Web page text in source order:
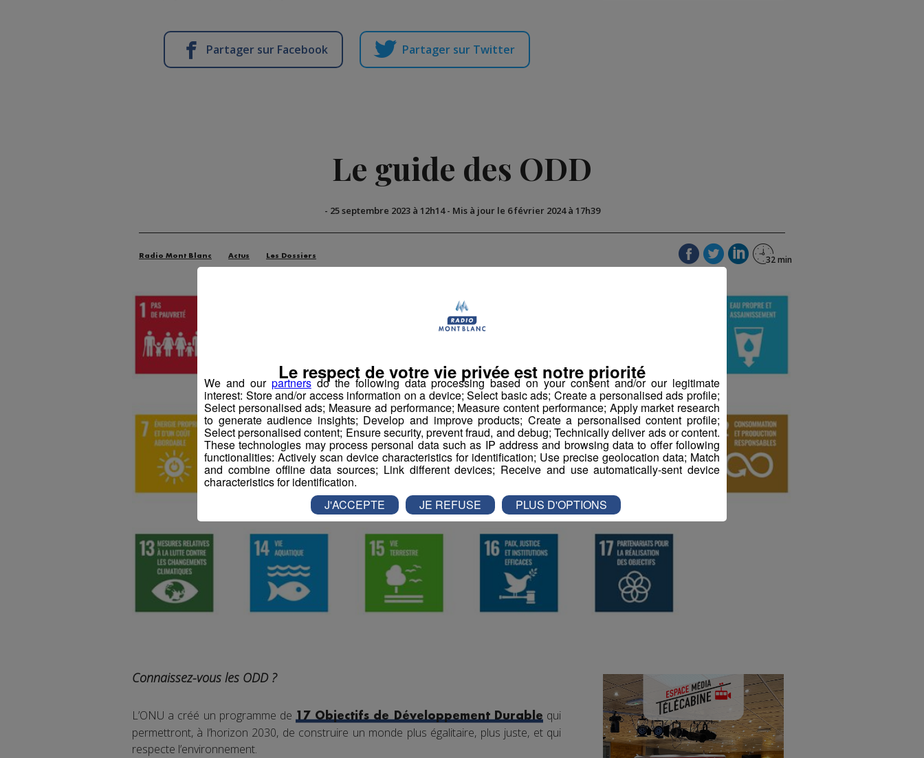
Partager sur Facebook Partager sur Twitter
Le guide des ODD
- 25 septembre 2023 à 12h14- Mis à jour le 6 février 2024 à 17h39
Radio Mont Blanc Actus Les Dossiers
Connaissez-vous les ODD ?
L’ONU a créé un programme de17 Objectifs de Développement Durablequi
permettront, à l’horizon 2030, de construire un monde plus égalitaire, plus juste, et qui
respecte l’environnement.
We and our partnersdo the following data processing based on your consent and/or our legitimate
interest: Store and/or access information on a device; Select basic ads; Create a personalised ads profile;
Select personalised ads; Measure ad performance; Measure content performance; Apply market research
to generate audience insights; Develop and improve products; Create a personalised content profile;
Select personalised content; Ensure security, prevent fraud, and debug; Technically deliver ads or content.
These technologies may process personal data such as IP address and browsing data to offer following
functionalities: Actively scan device characteristics for identification; Use precise geolocation data; Match
and combine offline data sources; Link different devices; Receive and use automatically-sent device
characteristics for identification.
Le respect de votre vie privée est notre priorité
J'ACCEPTE JE REFUSE PLUS D'OPTIONS